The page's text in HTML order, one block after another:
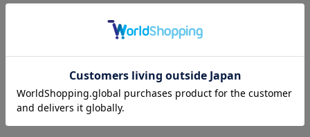
こちらの商品は男女で着用できるサイズ展開になっています。
Mサイズ→レディスMサイズ相当
XLサイズ→メンズMサイズ相当